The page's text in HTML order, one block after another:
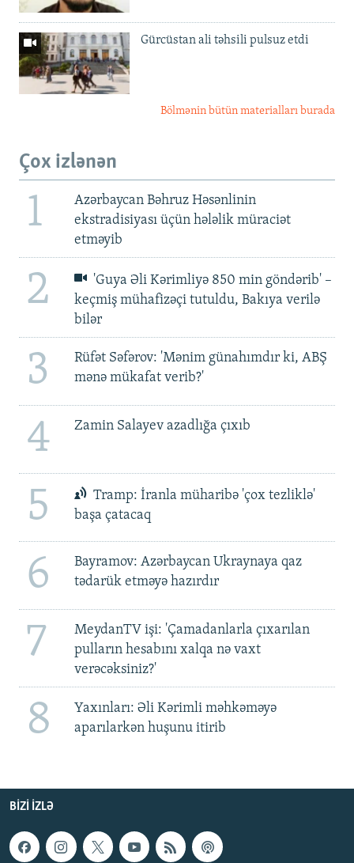
Gürcüstan ali təhsili pulsuz etdi
Bölmənin bütün materialları burada
Çox izlənən
1
Azərbaycan Bəhruz Həsənlinin
ekstradisiyası üçün hələlik müraciət
etməyib
2
'Guya Əli Kərimliyə 850 min göndərib' –
keçmiş mühafizəçi tutuldu, Bakıya verilə
bilər
3
Rüfət Səfərov: 'Mənim günahımdır ki, ABŞ
mənə mükafat verib?'
4 Zamin Salayev azadlığa çıxıb
5
Tramp: İranla müharibə 'çox tezliklə'
başa çatacaq
6
Bayramov: Azərbaycan Ukraynaya qaz
tədarük etməyə hazırdır
7
MeydanTV işi: 'Çamadanlarla çıxarılan
pulların hesabını xalqa nə vaxt
verəcəksiniz?'
8
Yaxınları: Əli Kərimli məhkəməyə
aparılarkən huşunu itirib
BIZI IZLƏ